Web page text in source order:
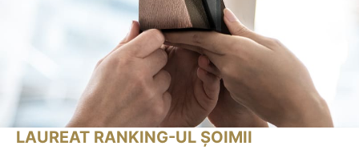
LAUREAT RANKING-UL ȘOIMII